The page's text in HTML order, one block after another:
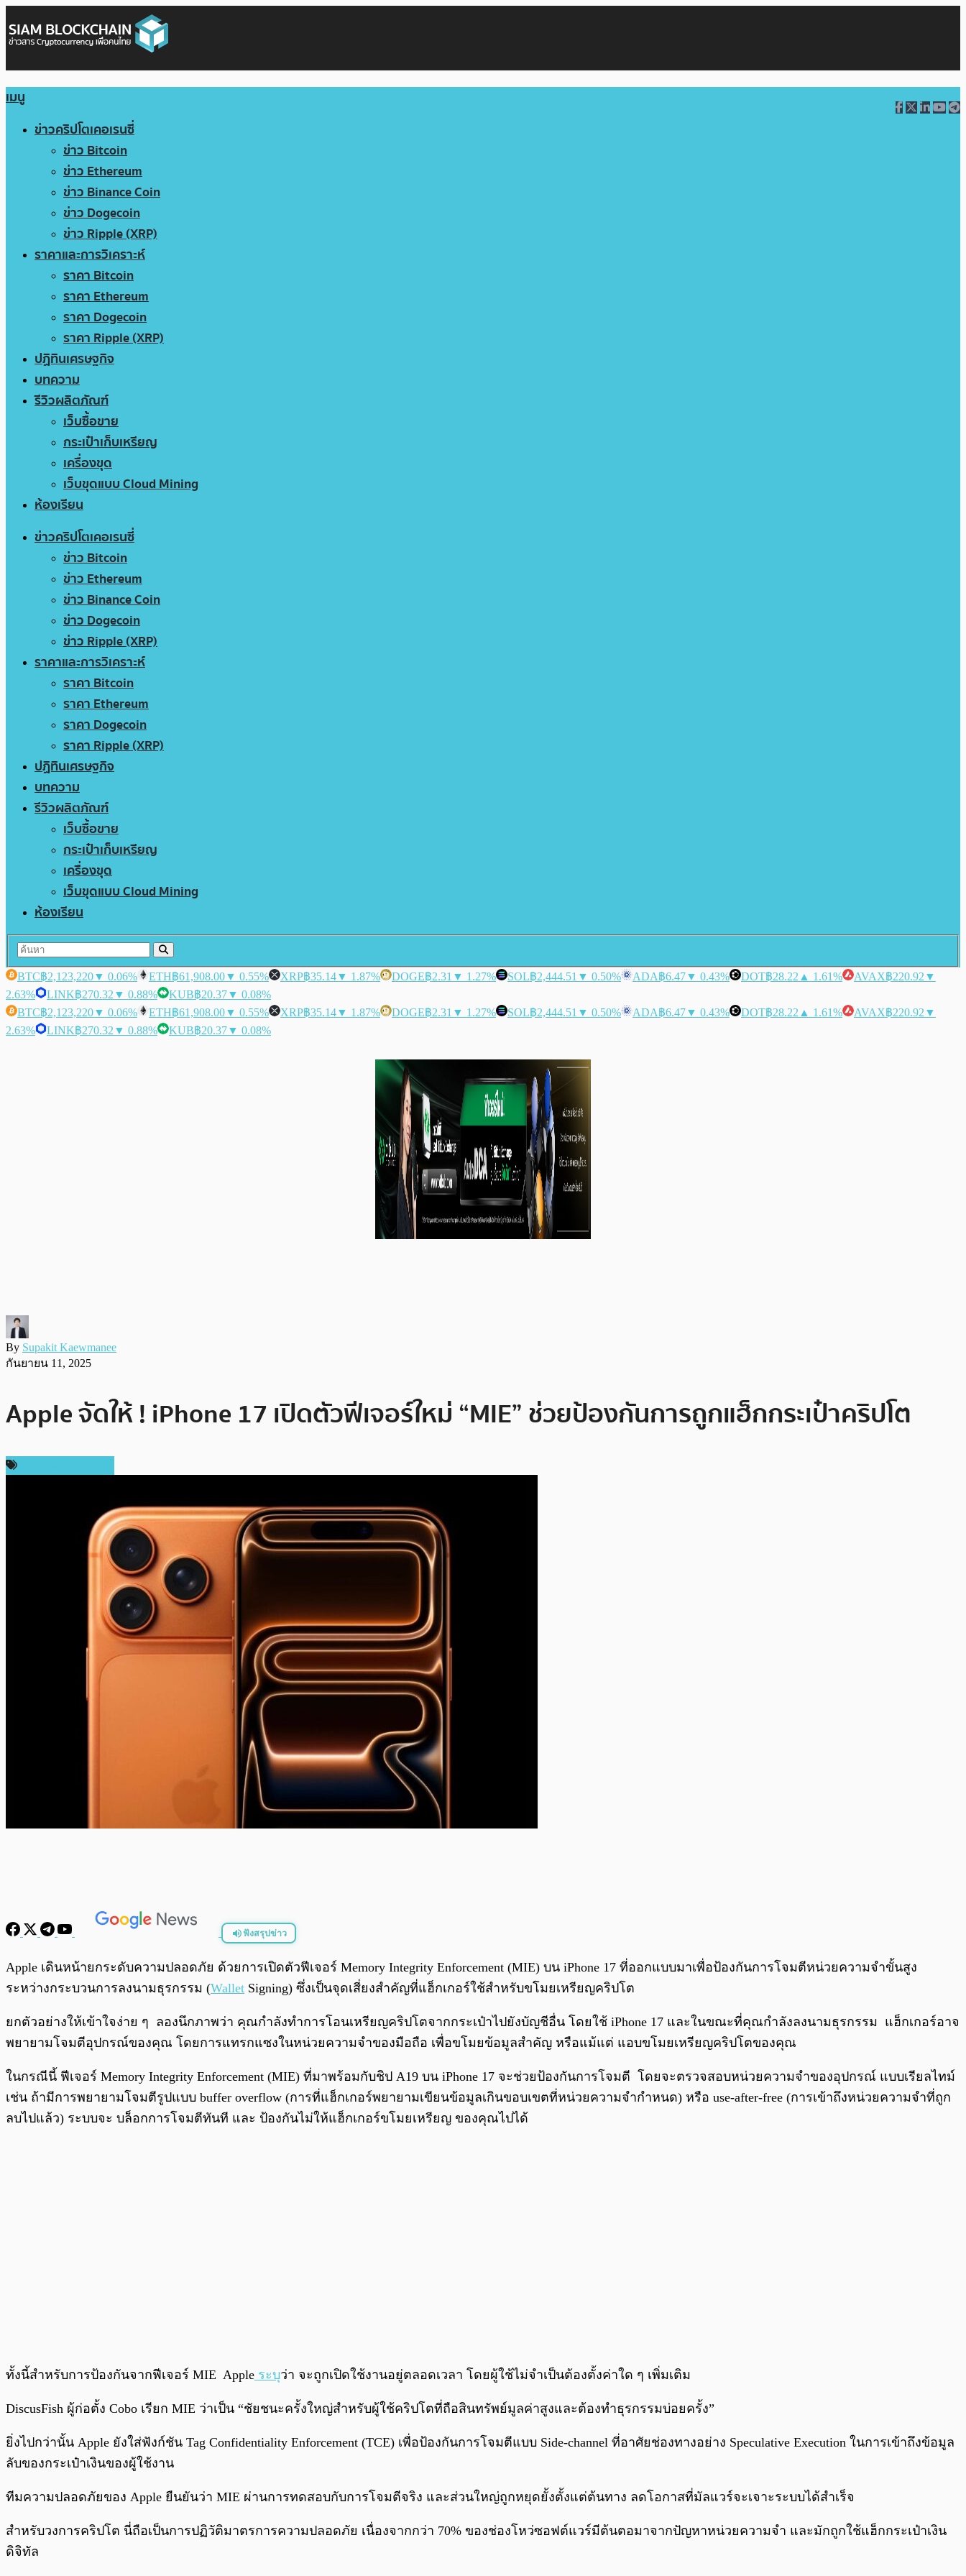
เมนู
ข่าวคริปโตเคอเรนซี่
ข่าว Bitcoin
ข่าว Ethereum
ข่าว Binance Coin
ข่าว Dogecoin
ข่าว Ripple (XRP)
ราคาและการวิเคราะห์
ราคา Bitcoin
ราคา Ethereum
ราคา Dogecoin
ราคา Ripple (XRP)
ปฏิทินเศรษฐกิจ
บทความ
รีวิวผลิตภัณฑ์
เว็บซื้อขาย
กระเป๋าเก็บเหรียญ
เครื่องขุด
เว็บขุดแบบ Cloud Mining
ห้องเรียน
ข่าวคริปโตเคอเรนซี่
ข่าว Bitcoin
ข่าว Ethereum
ข่าว Binance Coin
ข่าว Dogecoin
ข่าว Ripple (XRP)
ราคาและการวิเคราะห์
ราคา Bitcoin
ราคา Ethereum
ราคา Dogecoin
ราคา Ripple (XRP)
ปฏิทินเศรษฐกิจ
บทความ
รีวิวผลิตภัณฑ์
เว็บซื้อขาย
กระเป๋าเก็บเหรียญ
เครื่องขุด
เว็บขุดแบบ Cloud Mining
ห้องเรียน
BTC฿2,123,220▼ 0.06% ETH฿61,908.00▼ 0.55% XRP฿35.14▼ 1.87% DOGE฿2.31 ▼ 1.27% SOL฿2,444.51 ▼ 0.50% ADA฿6.47▼ 0.43% DOT฿28.22 ▲ 1.61% AVAX฿220.92 ▼
2.63%
LINK฿270.32 ▼ 0.88% KUB฿20.37▼ 0.08%
BTC฿2,123,220▼ 0.06% ETH฿61,908.00▼ 0.55% XRP฿35.14▼ 1.87% DOGE฿2.31 ▼ 1.27% SOL฿2,444.51 ▼ 0.50% ADA฿6.47▼ 0.43% DOT฿28.22 ▲ 1.61% AVAX฿220.92 ▼
2.63%
LINK฿270.32 ▼ 0.88% KUB฿20.37▼ 0.08%
By Supakit Kaewmanee
กันยายน 11, 2025
Apple จัดให้ ! iPhone 17 เปิดตัวฟีเจอร์ใหม่ “MIE” ช่วยป้องกันการถูกแฮ็กกระเป๋าคริปโต
ฟังสรุปข่าว
พร้อมเล่น 0:00 /0:00
Apple เดินหน้ายกระดับความปลอดภัย ด้วยการเปิดตัวฟีเจอร์ Memory Integrity Enforcement (MIE) บน iPhone 17 ที่ออกแบบมาเพื่อป้องกันการโจมตีหน่วยความจำขั้นสูง
ระหว่างกระบวนการลงนามธุรกรรม (Wallet Signing) ซึ่งเป็นจุดเสี่ยงสำคัญที่แฮ็กเกอร์ใช้สำหรับขโมยเหรียญคริปโต
ยกตัวอย่างให้เข้าใจง่าย ๆ ลองนึกภาพว่า คุณกำลังทำการโอนเหรียญคริปโตจากกระเป๋าไปยังบัญชีอื่น โดยใช้ iPhone 17 และในขณะที่คุณกำลังลงนามธุรกรรม แฮ็กเกอร์อาจ
พยายามโจมตีอุปกรณ์ของคุณ โดยการแทรกแซงในหน่วยความจำของมือถือ เพื่อขโมยข้อมูลสำคัญ หรือแม้แต่ แอบขโมยเหรียญคริปโตของคุณ
ในกรณีนี้ ฟีเจอร์ Memory Integrity Enforcement (MIE) ที่มาพร้อมกับชิป A19 บน iPhone 17 จะช่วยป้องกันการโจมตี โดยจะตรวจสอบหน่วยความจำของอุปกรณ์ แบบเรียลไทม์
เช่น ถ้ามีการพยายามโจมตีรูปแบบ buffer overflow (การที่แฮ็กเกอร์พยายามเขียนข้อมูลเกินขอบเขตที่หน่วยความจำกำหนด) หรือ use-after-free (การเข้าถึงหน่วยความจำที่ถูก
ลบไปแล้ว) ระบบจะ บล็อกการโจมตีทันที และ ป้องกันไม่ให้แฮ็กเกอร์ขโมยเหรียญ ของคุณไปได้
ทั้งนี้สำหรับการป้องกันจากฟีเจอร์ MIE Apple ระบุว่า จะถูกเปิดใช้งานอยู่ตลอดเวลา โดยผู้ใช้ไม่จำเป็นต้องตั้งค่าใด ๆ เพิ่มเติม
DiscusFish ผู้ก่อตั้ง Cobo เรียก MIE ว่าเป็น “ชัยชนะครั้งใหญ่สำหรับผู้ใช้คริปโตที่ถือสินทรัพย์มูลค่าสูงและต้องทำธุรกรรมบ่อยครั้ง”
ยิ่งไปกว่านั้น Apple ยังใส่ฟังก์ชัน Tag Confidentiality Enforcement (TCE) เพื่อป้องกันการโจมตีแบบ Side-channel ที่อาศัยช่องทางอย่าง Speculative Execution ในการเข้าถึงข้อมูล
ลับของกระเป๋าเงินของผู้ใช้งาน
ทีมความปลอดภัยของ Apple ยืนยันว่า MIE ผ่านการทดสอบกับการโจมตีจริง และส่วนใหญ่ถูกหยุดยั้งตั้งแต่ต้นทาง ลดโอกาสที่มัลแวร์จะเจาะระบบได้สำเร็จ
สำหรับวงการคริปโต นี่ถือเป็นการปฏิวัติมาตรการความปลอดภัย เนื่องจากกว่า 70% ของช่องโหว่ซอฟต์แวร์มีต้นตอมาจากปัญหาหน่วยความจำ และมักถูกใช้แฮ็กกระเป๋าเงิน
ดิจิทัล